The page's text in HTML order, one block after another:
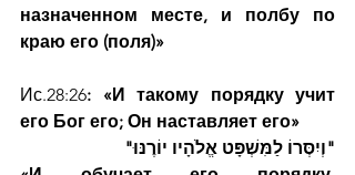
назначенном месте, и полбу по
краю его (поля)»
Ис.28:26: «И такому порядку учит
его Бог его; Он наставляет его»
"וְיִסְּרוֹ לַמִּשְׁפָּט אֱלֹהָיו יוֹרֶנּוּ"